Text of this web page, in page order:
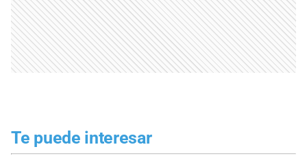
Te puede interesar